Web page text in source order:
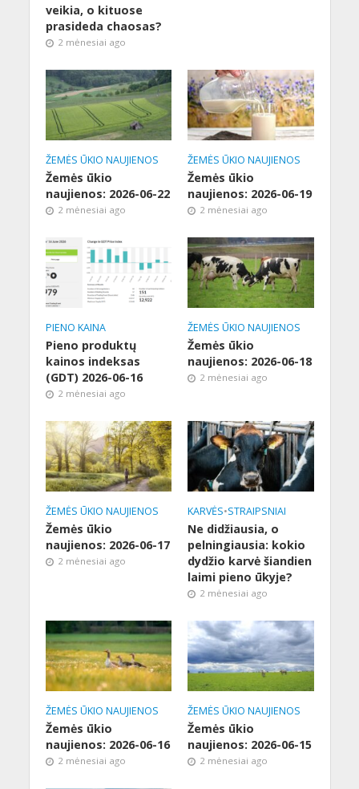
veikia, o kituose
prasideda chaosas?
2 mėnesiai ago
ŽEMĖS ŪKIO NAUJIENOS
Žemės ūkio
naujienos: 2026-06-22
2 mėnesiai ago
ŽEMĖS ŪKIO NAUJIENOS
Žemės ūkio
naujienos: 2026-06-19
2 mėnesiai ago
PIENO KAINA
Pieno produktų
kainos indeksas
(GDT) 2026-06-16
2 mėnesiai ago
ŽEMĖS ŪKIO NAUJIENOS
Žemės ūkio
naujienos: 2026-06-18
2 mėnesiai ago
ŽEMĖS ŪKIO NAUJIENOS
Žemės ūkio
naujienos: 2026-06-17
2 mėnesiai ago
KARVĖS•STRAIPSNIAI
Ne didžiausia, o
pelningiausia: kokio
dydžio karvė šiandien
laimi pieno ūkyje?
2 mėnesiai ago
ŽEMĖS ŪKIO NAUJIENOS
Žemės ūkio
naujienos: 2026-06-16
2 mėnesiai ago
ŽEMĖS ŪKIO NAUJIENOS
Žemės ūkio
naujienos: 2026-06-15
2 mėnesiai ago